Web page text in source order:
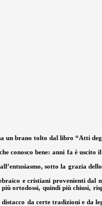
un brano tolto dal libro “Atti
conosco bene: anni fa è
sotto la grazia
e cristiani provenienti dal
ortodossi, quindi più chiusi,
da certe tradizioni e da